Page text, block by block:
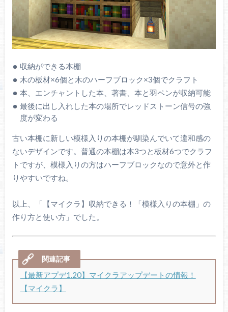
収納ができる本棚
木の板材×6個と木のハーフブロック×3個でクラフト
本、エンチャントした本、著書、本と羽ペンが収納可能
最後に出し入れした本の場所でレッドストーン信号の強
度が変わる
古い本棚に新しい模様入りの本棚が馴染んでいて違和感の
ないデザインです。普通の本棚は本3つと板材6つでクラフ
トですが、模様入りの方はハーフブロックなので意外と作
りやすいですね。
以上、「【マイクラ】収納できる！「模様入りの本棚」の
作り方と使い方」でした。
【最新アプデ1.20】マイクラアップデートの情報！
【マイクラ】